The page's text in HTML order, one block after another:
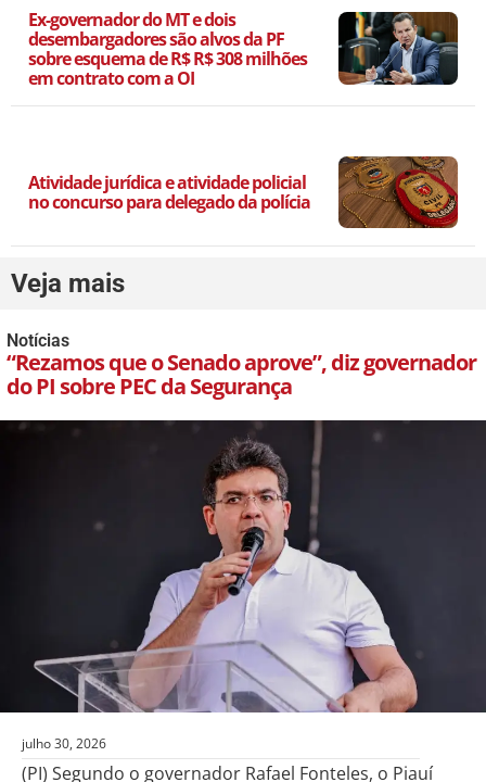
Ex-governador do MT e dois
desembargadores são alvos da PF
sobre esquema de R$ R$ 308 milhões
em contrato com a OI
Atividade jurídica e atividade policial
no concurso para delegado da polícia
Veja mais
Notícias
“Rezamos que o Senado aprove”, diz governador
do PI sobre PEC da Segurança
julho 30, 2026
(PI) Segundo o governador Rafael Fonteles, o Piauí